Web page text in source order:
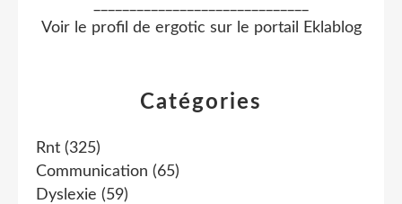
Catégories
Rnt (325)
Communication (65)
Dyslexie (59)
Voir le profil de ergotic sur le portail Eklablog